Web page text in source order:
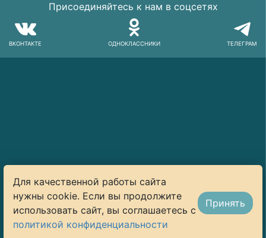
Присоединяйтесь к нам в соцсетях
ВКОНТАКТЕ ОДНОКЛАССНИКИ ТЕЛЕГРАМ
© 2014–2026 Art-Lunch.ru. Все права защищены
Для качественной работы сайта
нужны cookie. Если вы продолжите
использовать сайт, вы соглашаетесь с
политикой конфиденциальности
Принять